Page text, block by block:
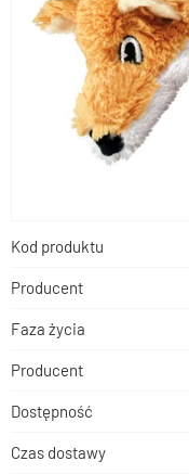
Kod produktu
Producent
Faza życia
Producent
Dostępność
Czas dostawy